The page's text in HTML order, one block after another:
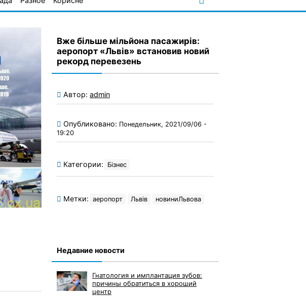
Вже більше мільйона пасажирів:
аеропорт «Львів» встановив новий
рекорд перевезень
Автор: admin
Опубликовано: Понедельник, 2021/09/06 -
19:20
Категории: Бізнес
Метки: аеропорт Львів новиниЛьвова
Недавние новости
Гнатология и имплантация зубов:
причины обратиться в хороший
центр